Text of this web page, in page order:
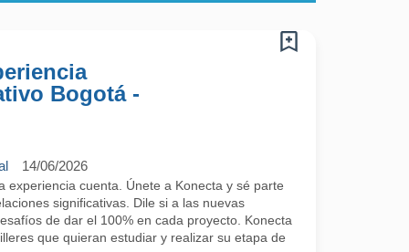
Bogotá -
14/06/2026
experiencia cuenta. Únete a Konecta y sé parte
significativas. Dile si a las nuevas
de dar el 100% en cada proyecto. Konecta
que quieran estudiar y realizar su etapa de